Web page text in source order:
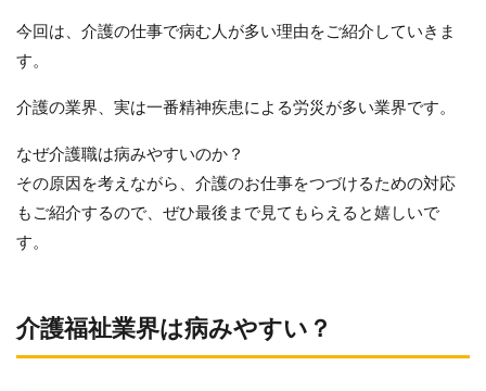
今回は、介護の仕事で病む人が多い理由をご紹介していきま
す。
介護の業界、実は一番精神疾患による労災が多い業界です。
なぜ介護職は病みやすいのか？
その原因を考えながら、介護のお仕事をつづけるための対応
もご紹介するので、ぜひ最後まで見てもらえると嬉しいで
す。
介護福祉業界は病みやすい？